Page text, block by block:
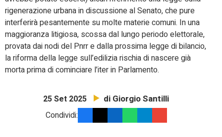
rigenerazione urbana in discussione al Senato, che pure
interferirà pesantemente su molte materie comuni. In una
maggioranza litigiosa, scossa dal lungo periodo elettorale,
provata dai nodi del Pnrr e dalla prossima legge di bilancio,
la riforma della legge sull’edilizia rischia di nascere già
morta prima di cominciare l’iter in Parlamento.
25 Set 2025 di Giorgio Santilli
Condividi: